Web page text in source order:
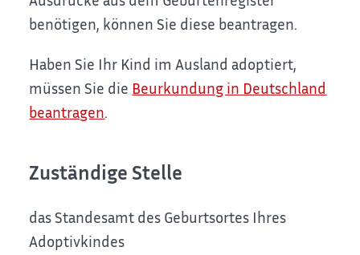
benötigen, können Sie diese beantragen.
Haben Sie Ihr Kind im Ausland adoptiert,
müssen Sie die Beurkundung in Deutschland
beantragen.
Zuständige Stelle
das Standesamt des Geburtsortes Ihres
Adoptivkindes